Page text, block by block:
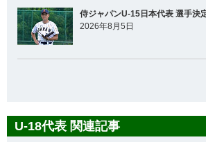
侍ジャパンU-15日本代表 選手決
2026年8月5日
U-18代表 関連記事